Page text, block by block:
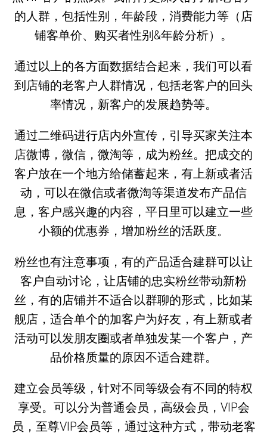
的人群，包括性别，年龄段，消费能力等（店
铺客单价、购买者性别&年龄分析）。
通过以上的各方面数据结合起来，我们可以看
到店铺的老客户人群情况，包括老客户的回头
率情况，新客户的发展趋势等。
通过二维码进行店内外宣传，引导买家关注本
店微博，微信，微淘等，成为粉丝。把成交的
客户放在一个地方给储蓄起来，有上新或者活
动，可以在微信或者微淘等渠道发布产品信
息，客户感兴趣的内容，平日里可以建立一些
小额的优惠券，增加粉丝的活跃度。
粉丝也有注意事项，有的产品适合建群可以让
客户自动讨论，让店铺的忠实粉丝带动新粉
丝，有的店铺并不适合以群聊的形式，比如某
舰店，适合单个的加客户为好友，有上新或者
活动可以发朋友圈或者单独发某一个客户，产
品价格质量的原因不适合建群。
建立会员等级，针对不同等级会有不同的特权
享受。可以分为普通会员，高级会员，VIP会
员，至尊VIP会员等，通过这种方式，带动老客